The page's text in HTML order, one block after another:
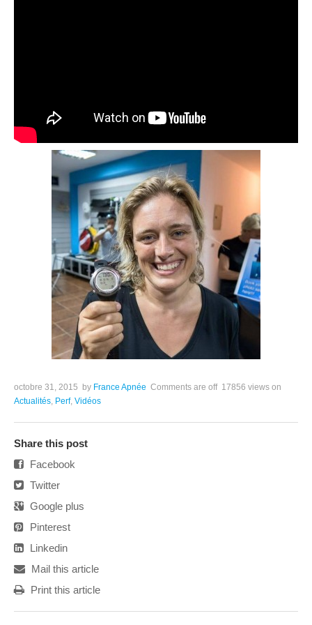
octobre 31, 2015 by France Apnée Comments are off 17856 views on
Actualités Perf, Vidéos
Share this post
Facebook
Twitter
Google plus
Pinterest
Linkedin
Mail this article
Print this article